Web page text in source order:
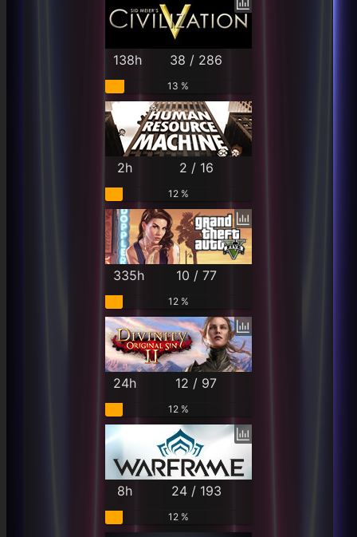
138h 38 / 286
13 %
2h 2 / 16
12 %
335h 10 / 77
12 %
24h 12 / 97
12 %
8h 24 / 193
12 %